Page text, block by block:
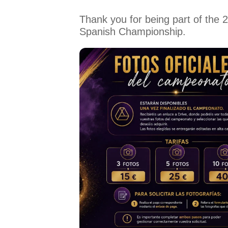
Thank you for being part of the
Spanish Championship.